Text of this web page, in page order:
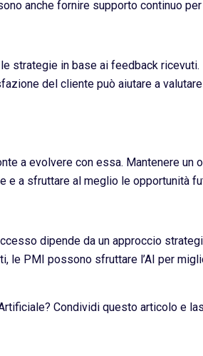
anche fornire supporto continuo
strategie in base ai feedback
del cliente può aiutare a
a evolvere con essa. Mantenere
e a sfruttare al meglio le opportunità
dipende da un approccio
PMI possono sfruttare l’AI per
Condividi questo articolo e